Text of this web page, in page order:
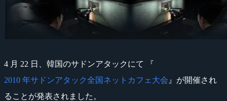
4 月 22 日、韓国のサドンアタックにて 『
2010 年サドンアタック全国ネットカフェ大会 』が開催され
ることが発表されました。